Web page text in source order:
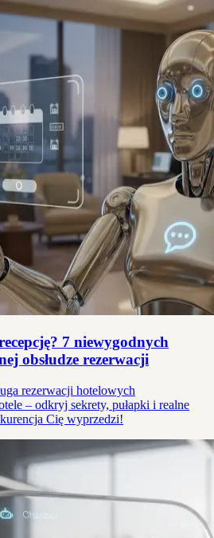
7 niewygodnych
obsłudze rezerwacji
rezerwacji hotelowych
– odkryj sekrety, pułapki i realne
Cię wyprzedzi!